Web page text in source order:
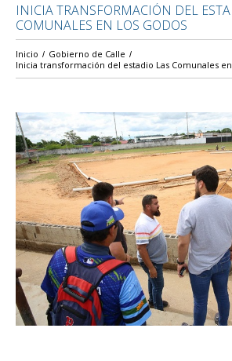
INICIA TRANSFORMACIÓN DEL
COMUNALES EN LOS GODOS
Inicio
Gobierno de Calle
Inicia transformación del estadio Las Comunales